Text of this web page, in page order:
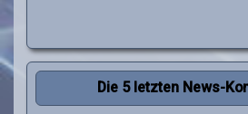
Die 5 letzten News-